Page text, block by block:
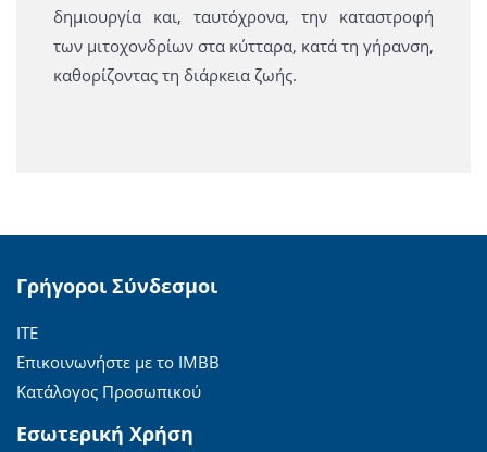
δημιουργία και, ταυτόχρονα, την καταστροφή
των μιτοχονδρίων στα κύτταρα, κατά τη γήρανση,
καθορίζοντας τη διάρκεια ζωής.
Γρήγοροι Σύνδεσμοι
ΙΤΕ
Επικοινωνήστε με το ΙΜΒΒ
Κατάλογος Προσωπικού
Εσωτερική Χρήση